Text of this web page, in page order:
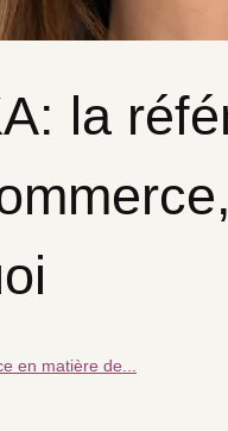
la
en matière de...